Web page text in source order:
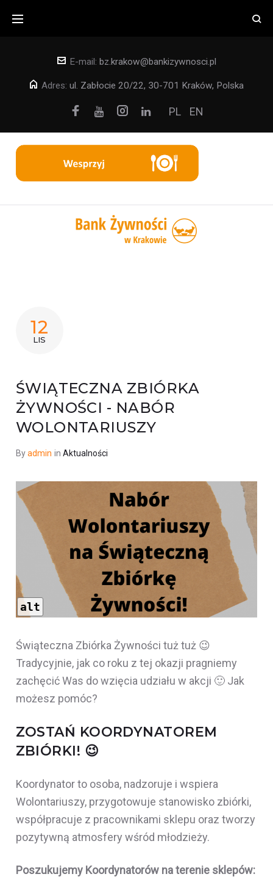
E-mail: bz.krakow@bankizywnosci.pl
Adres: ul. Zabłocie 20/22, 30-701 Kraków, Polska
FacebookInstagram
PL EN
12
LIS
ŚWIĄTECZNA ZBIÓRKA
ŻYWNOŚCI - NABÓR
WOLONTARIUSZY
Byadmin in Aktualności
alt
Świąteczna Zbiórka Żywności tuż tuż 😉
Tradycyjnie, jak co roku z tej okazji pragniemy
zachęcić Was do wzięcia udziału w akcji 🙂 Jak
możesz pomóc?
ZOSTAŃ KOORDYNATOREM
ZBIÓRKI! 😉
Koordynator to osoba, nadzoruje i wspiera
Wolontariuszy, przygotowuje stanowisko zbiórki,
współpracuje z pracownikami sklepu oraz tworzy
pozytywną atmosfery wśród młodzieży.
Poszukujemy Koordynatorów na terenie sklepów: